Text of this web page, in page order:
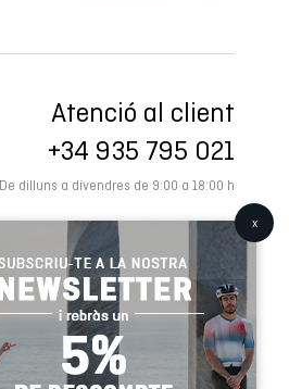
Atenció al client
+34 935 795 021
De dilluns a divendres de 9:00 a 18:00 h